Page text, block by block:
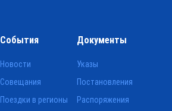
События
Новости
Совещания
Поездки в регионы
Документы
Указы
Постановления
Распоряжения